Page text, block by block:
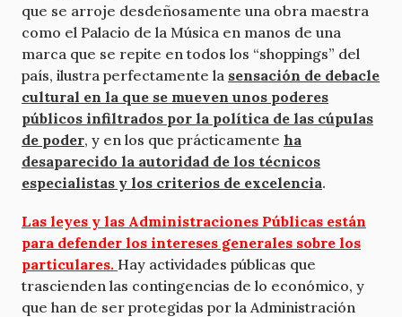
que se arroje desdeñosamente una obra maestra
como el Palacio de la Música en manos de una
marca que se repite en todos los “shoppings” del
país, ilustra perfectamente la sensación de debacle
cultural en la que se mueven unos poderes
públicos infiltrados por la política de las cúpulas
de poder, y en los que prácticamente ha
desaparecido la autoridad de los técnicos
especialistas y los criterios de excelencia.
Las leyes y las Administraciones Públicas están
para defender los intereses generales sobre los
particulares. Hay actividades públicas que
trascienden las contingencias de lo económico, y
que han de ser protegidas por la Administración